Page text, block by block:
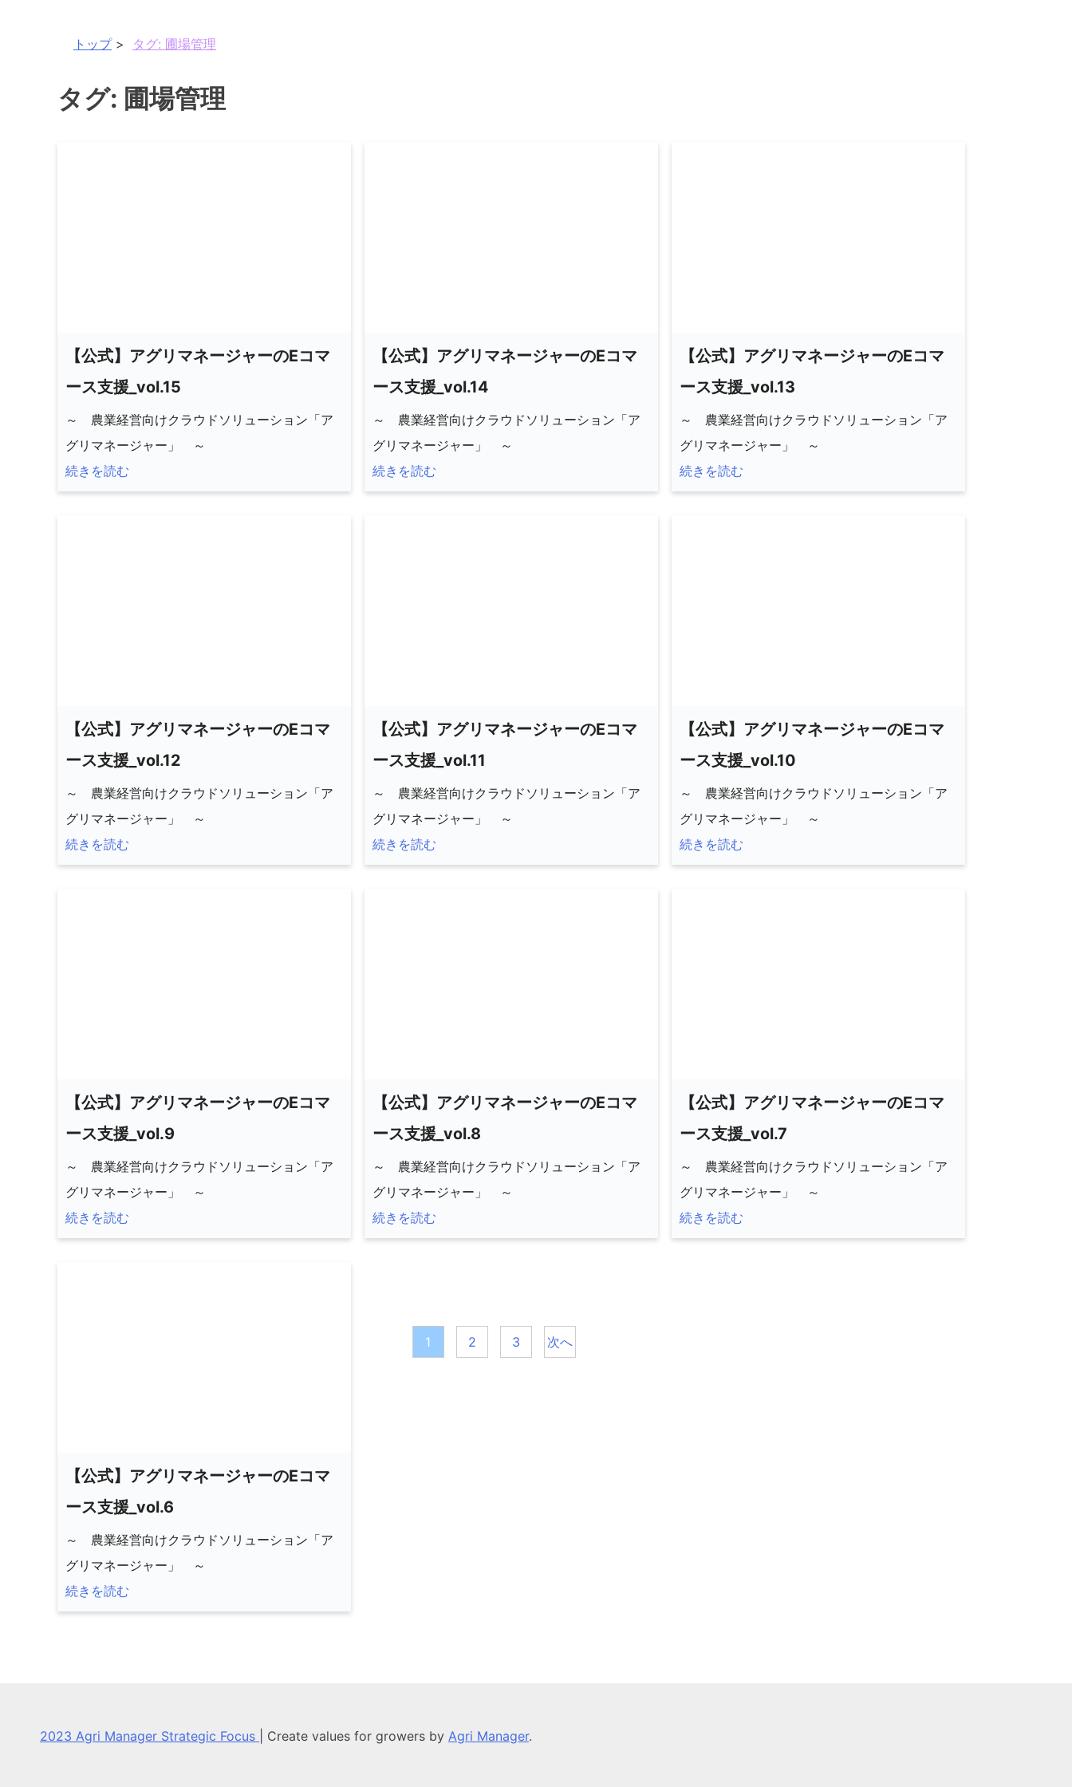
トップ タグ: 圃場管理
タグ: 圃場管理
【公式】アグリマネージャーのEコマ
ース支援_vol.15
～ 農業経営向けクラウドソリューション「ア
グリマネージャー」 ～
続きを読む
【公式】アグリマネージャーのEコマ
ース支援_vol.14
～ 農業経営向けクラウドソリューション「ア
グリマネージャー」 ～
続きを読む
【公式】アグリマネージャーのEコマ
ース支援_vol.13
～ 農業経営向けクラウドソリューション「ア
グリマネージャー」 ～
続きを読む
【公式】アグリマネージャーのEコマ
ース支援_vol.12
～ 農業経営向けクラウドソリューション「ア
グリマネージャー」 ～
続きを読む
【公式】アグリマネージャーのEコマ
ース支援_vol.11
～ 農業経営向けクラウドソリューション「ア
グリマネージャー」 ～
続きを読む
【公式】アグリマネージャーのEコマ
ース支援_vol.10
～ 農業経営向けクラウドソリューション「ア
グリマネージャー」 ～
続きを読む
【公式】アグリマネージャーのEコマ
ース支援_vol.9
～ 農業経営向けクラウドソリューション「ア
グリマネージャー」 ～
続きを読む
【公式】アグリマネージャーのEコマ
ース支援_vol.8
～ 農業経営向けクラウドソリューション「ア
グリマネージャー」 ～
続きを読む
【公式】アグリマネージャーのEコマ
ース支援_vol.7
～ 農業経営向けクラウドソリューション「ア
グリマネージャー」 ～
続きを読む
【公式】アグリマネージャーのEコマ
ース支援_vol.6
～ 農業経営向けクラウドソリューション「ア
グリマネージャー」 ～
続きを読む
投
稿
1 2 3 次へ
2023 Agri Manager Strategic Focus Create values for growers by Agri Manager.